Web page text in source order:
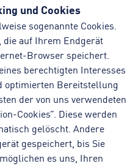
und Cookies
sogenannte Cookies.
die auf Ihrem Endgerät
Browser speichert.
berechtigten Interesses
optimierten Bereitstellung
der von uns verwendeten
Cookies”. Diese werden
gelöscht. Andere
gespeichert, bis Sie
es uns, Ihren